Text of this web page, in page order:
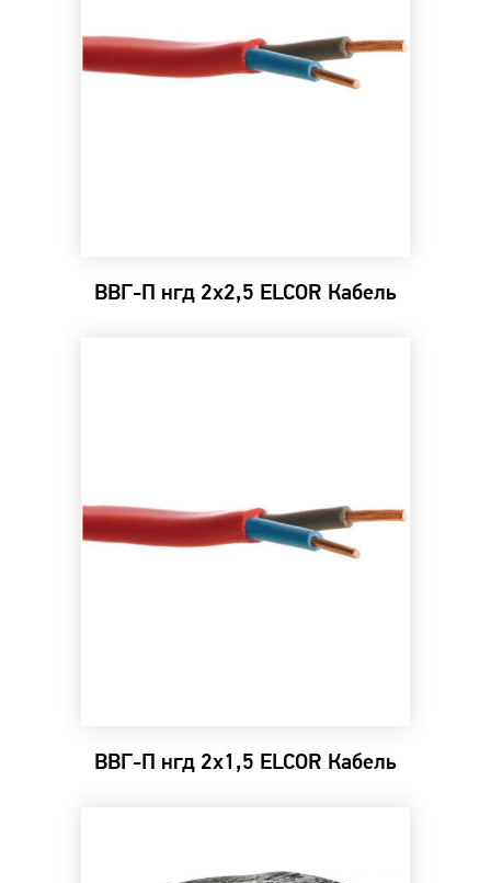
ВВГ-П нгд 2х2,5 ELCOR Кабель
ВВГ-П нгд 2х1,5 ELCOR Кабель